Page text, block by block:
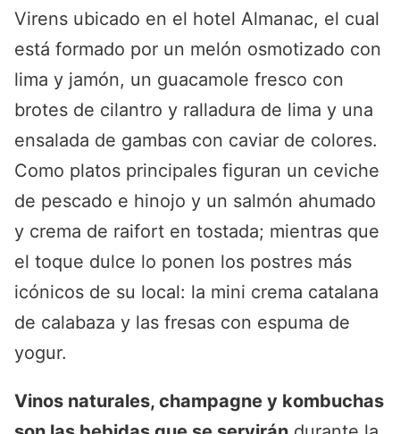
Virens ubicado en el hotel Almanac, el cual
está formado por un melón osmotizado con
lima y jamón, un guacamole fresco con
brotes de cilantro y ralladura de lima y una
ensalada de gambas con caviar de colores.
Como platos principales figuran un ceviche
de pescado e hinojo y un salmón ahumado
y crema de raifort en tostada; mientras que
el toque dulce lo ponen los postres más
icónicos de su local: la mini crema catalana
de calabaza y las fresas con espuma de
yogur.
Vinos naturales, champagne y kombuchas